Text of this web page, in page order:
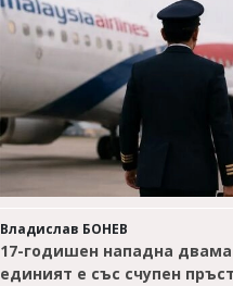
Владислав БОНЕВ
17-годишен нападна
единият е със счупен пръст